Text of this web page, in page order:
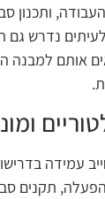
ותכנון
נדרש גם
אותם למבנה
עמידה
תקנים